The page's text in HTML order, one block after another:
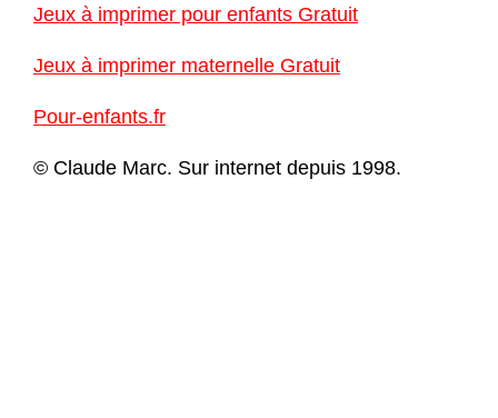
Jeux à imprimer pour enfants Gratuit
Jeux à imprimer maternelle Gratuit
Pour-enfants.fr
© Claude Marc. Sur internet depuis 1998.